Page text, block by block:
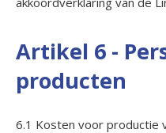
Artikel 6 -
producten
6.1 Kosten voor productie